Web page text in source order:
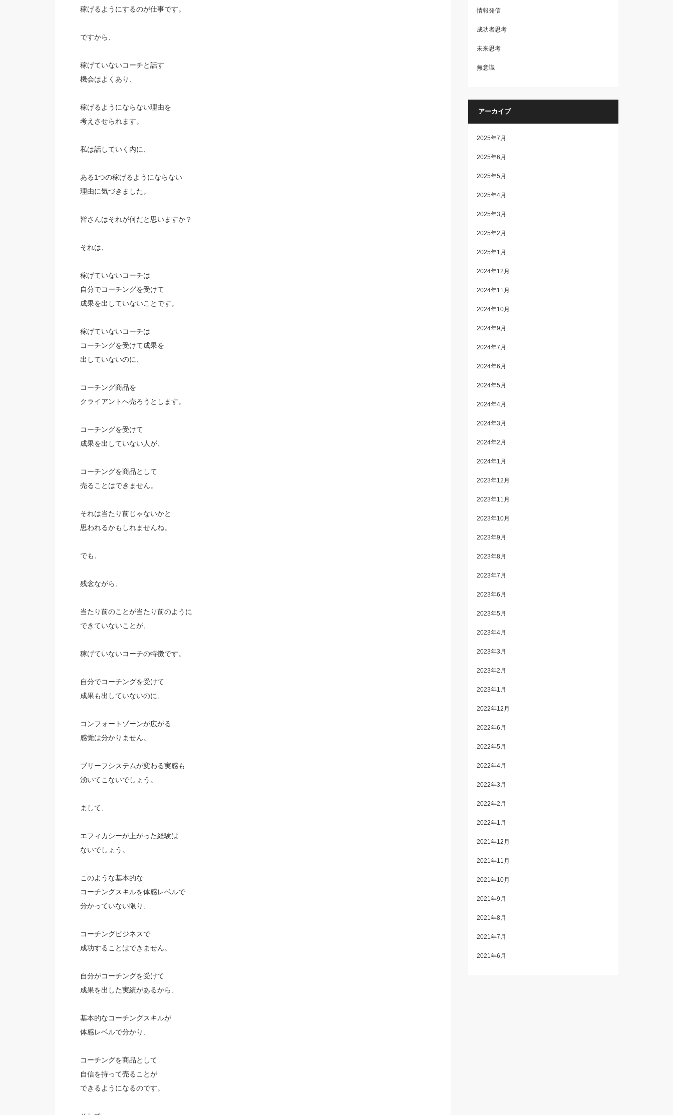
稼げるようにするのが仕事です。
ですから、
稼げていないコーチと話す
機会はよくあり、
稼げるようにならない理由を
考えさせられます。
私は話していく内に、
ある1つの稼げるようにならない
理由に気づきました。
皆さんはそれが何だと思いますか？
それは、
稼げていないコーチは
自分でコーチングを受けて
成果を出していないことです。
稼げていないコーチは
コーチングを受けて成果を
出していないのに、
コーチング商品を
クライアントへ売ろうとします。
コーチングを受けて
成果を出していない人が、
コーチングを商品として
売ることはできません。
それは当たり前じゃないかと
思われるかもしれませんね。
でも、
残念ながら、
当たり前のことが当たり前のように
できていないことが、
稼げていないコーチの特徴です。
自分でコーチングを受けて
成果も出していないのに、
コンフォートゾーンが広がる
感覚は分かりません。
ブリーフシステムが変わる実感も
湧いてこないでしょう。
まして、
エフィカシーが上がった経験は
ないでしょう。
このような基本的な
コーチングスキルを体感レベルで
分かっていない限り、
コーチングビジネスで
成功することはできません。
自分がコーチングを受けて
成果を出した実績があるから、
基本的なコーチングスキルが
体感レベルで分かり、
コーチングを商品として
自信を持って売ることが
できるようになるのです。
情報発信
成功者思考
未来思考
無意識
アーカイブ
2025年7月
2025年6月
2025年5月
2025年4月
2025年3月
2025年2月
2025年1月
2024年12月
2024年11月
2024年10月
2024年9月
2024年7月
2024年6月
2024年5月
2024年4月
2024年3月
2024年2月
2024年1月
2023年12月
2023年11月
2023年10月
2023年9月
2023年8月
2023年7月
2023年6月
2023年5月
2023年4月
2023年3月
2023年2月
2023年1月
2022年12月
2022年6月
2022年5月
2022年4月
2022年3月
2022年2月
2022年1月
2021年12月
2021年11月
2021年10月
2021年9月
2021年8月
2021年7月
2021年6月